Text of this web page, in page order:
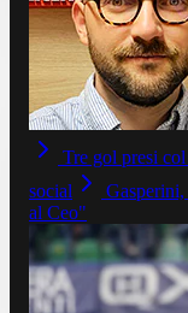
Tre gol presi
social
al Ceo"